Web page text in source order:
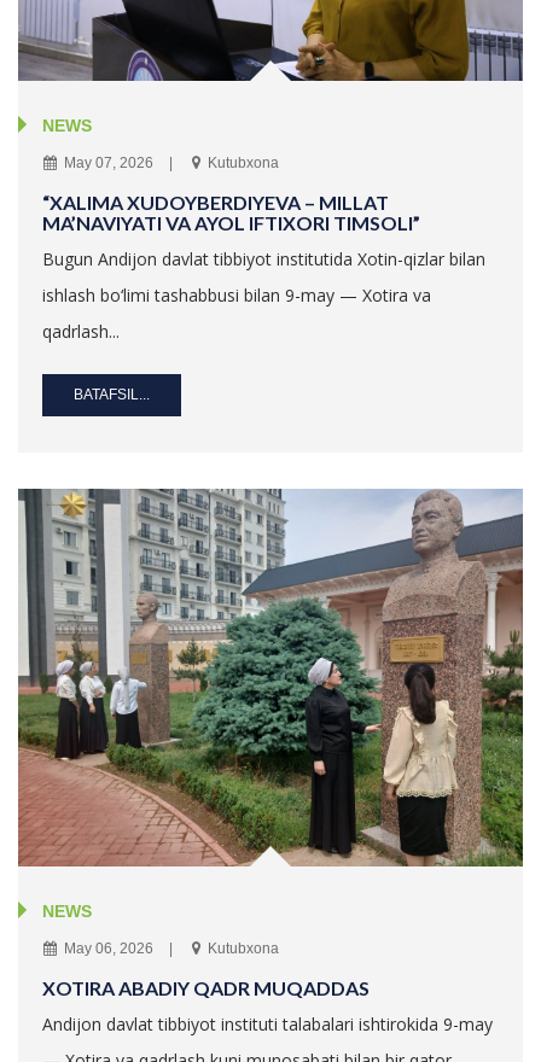
NEWS
May 07, 2026 Kutubxona
“XALIMA XUDOYBERDIYEVA – MILLAT
MA’NAVIYATI VA AYOL IFTIXORI TIMSOLI”
Bugun Andijon davlat tibbiyot institutida Xotin-qizlar bilan
ishlash bo‘limi tashabbusi bilan 9-may — Xotira va
qadrlash...
BATAFSIL...
NEWS
May 06, 2026 Kutubxona
XOTIRA ABADIY QADR MUQADDAS
Andijon davlat tibbiyot instituti talabalari ishtirokida 9-may